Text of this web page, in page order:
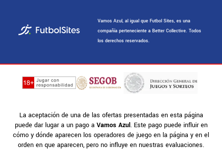
Vamos Azul, al igual que Futbol Sites, es una
compañía perteneciente a Better Collective. Todos
los derechos reservados.
La aceptación de una de las ofertas presentadas en esta página
puede dar lugar a un pago a Vamos Azul. Este pago puede influir en
cómo y dónde aparecen los operadores de juego en la página y en el
orden en que aparecen, pero no influye en nuestras evaluaciones.